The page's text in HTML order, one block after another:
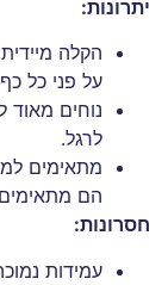
יתרונות:
הקלה
על פני כל
נוחים
לרגל.
מתאימים
הם מתאימים
חסרונות:
עמידות